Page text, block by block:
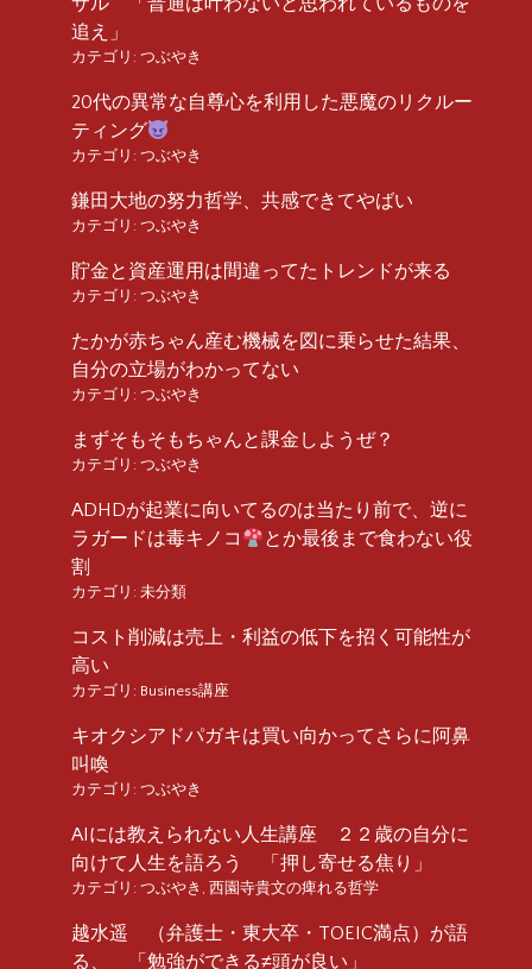
追え」
カテゴリ: つぶやき
20代の異常な自尊心を利用した悪魔のリクルー
ティング
カテゴリ: つぶやき
鎌田大地の努力哲学、共感できてやばい
カテゴリ: つぶやき
貯金と資産運用は間違ってたトレンドが来る
カテゴリ: つぶやき
たかが赤ちゃん産む機械を図に乗らせた結果、
自分の立場がわかってない
カテゴリ: つぶやき
まずそもそもちゃんと課金しようぜ？
カテゴリ: つぶやき
ADHDが起業に向いてるのは当たり前で、逆に
ラガードは毒キノコ
とか最後まで食わない役
割
カテゴリ: 未分類
コスト削減は売上・利益の低下を招く可能性が
高い
カテゴリ: Business講座
キオクシアドパガキは買い向かってさらに阿鼻
叫喚
カテゴリ: つぶやき
AIには教えられない人生講座 ２２歳の自分に
向けて人生を語ろう 「押し寄せる焦り」
カテゴリ: つぶやき , 西園寺貴文の痺れる哲学
越水遥 （弁護士・東大卒・TOEIC満点）が語
る、 「勉強ができる≠頭が良い」